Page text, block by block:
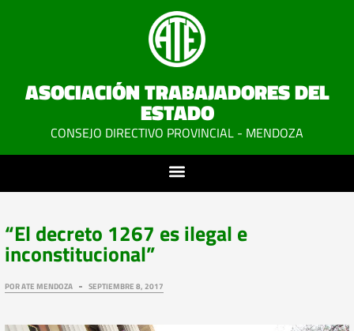
ASOCIACIÓN TRABAJADORES DEL
ESTADO
CONSEJO DIRECTIVO PROVINCIAL - MENDOZA
“El decreto 1267 es ilegal e
inconstitucional”
PORATE MENDOZA SEPTIEMBRE 8, 2017